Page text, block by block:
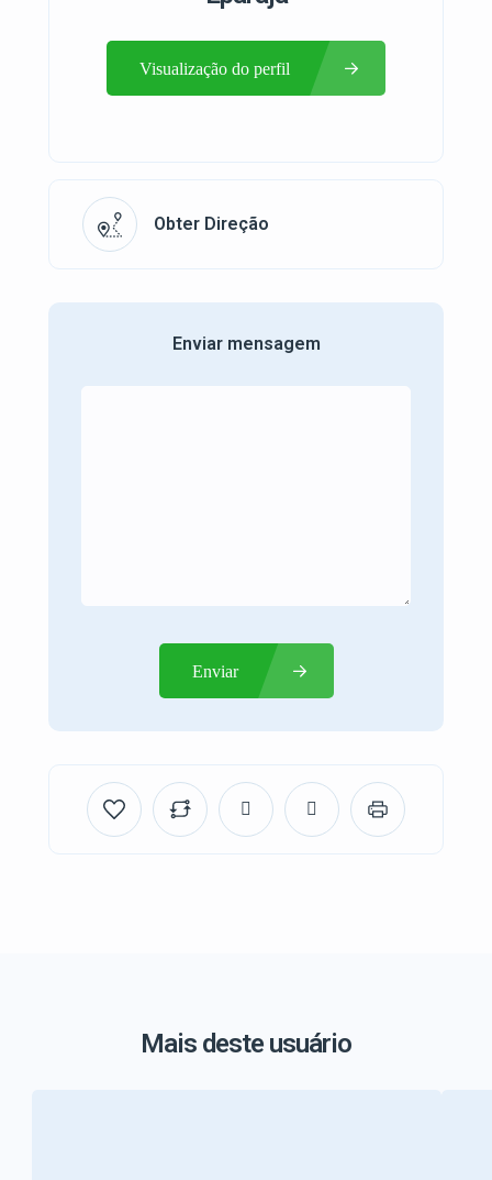
Visualização do perfil
Obter Direção
Enviar mensagem
Enviar
Mais deste usuário